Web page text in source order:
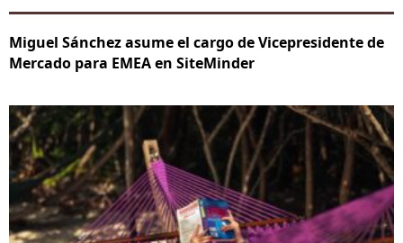
Miguel Sánchez asume el cargo de Vicepresidente de
Mercado para EMEA en SiteMinder